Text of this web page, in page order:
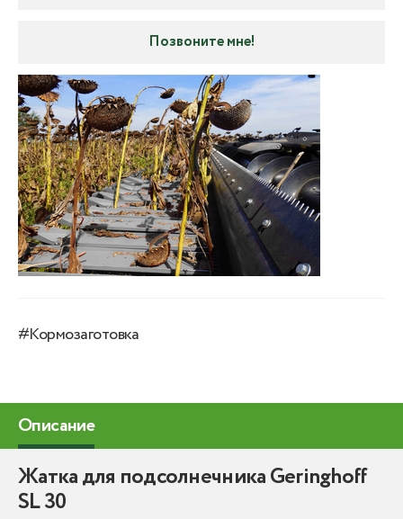
Позвоните мне!
#Кормозаготовка
Описание
Жатка для подсолнечника Geringhoff
SL 30